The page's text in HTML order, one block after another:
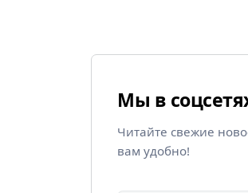
Мы в
Читайте свежие
вам удобно!